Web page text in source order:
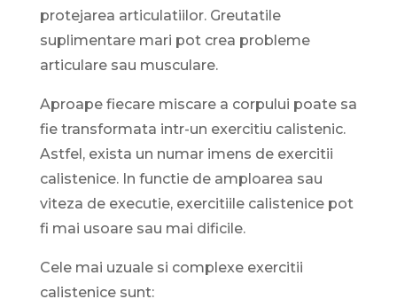
protejarea articulatiilor. Greutatile
suplimentare mari pot crea probleme
articulare sau musculare.
Aproape fiecare miscare a corpului poate sa
fie transformata intr-un exercitiu calistenic.
Astfel, exista un numar imens de exercitii
calistenice. In functie de amploarea sau
viteza de executie, exercitiile calistenice pot
fi mai usoare sau mai dificile.
Cele mai uzuale si complexe exercitii
calistenice sunt: